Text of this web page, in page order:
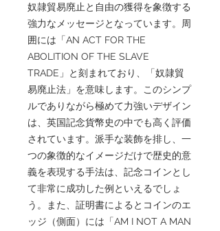
奴隷貿易廃止と自由の獲得を象徴する
強力なメッセージとなっています。周
囲には「AN ACT FOR THE
ABOLITION OF THE SLAVE
TRADE」と刻まれており、「奴隷貿
易廃止法」を意味します。このシンプ
ルでありながら極めて力強いデザイン
は、英国記念貨幣史の中でも高く評価
されています。派手な装飾を排し、一
つの象徴的なイメージだけで歴史的意
義を表現する手法は、記念コインとし
て非常に成功した例といえるでしょ
う。また、証明書によるとコインのエ
ッジ（側面）には「AM I NOT A MAN